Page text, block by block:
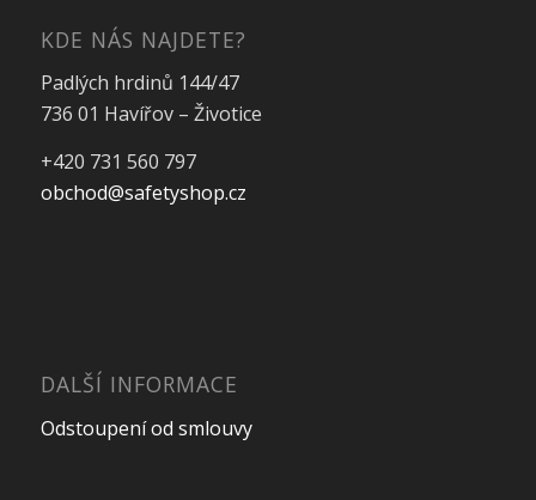
KDE NÁS NAJDETE?
Padlých hrdinů 144/47
736 01 Havířov – Životice
+420 731 560 797
obchod@safetyshop.cz
DALŠÍ INFORMACE
Odstoupení od smlouvy